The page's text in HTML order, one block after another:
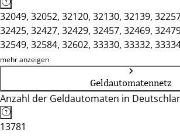
32049, 32052, 32120, 32130, 32139,
32425, 32427, 32429, 32457, 32469,
32549, 32584, 32602, 33330, 33332,
33397, 33415, 33442, 33449, 33602,
33647, 33659, 33719, 33729, 33739,
mehr anzeigen
Geldautomatennetz
Anzahl der Geldautomaten in
13781